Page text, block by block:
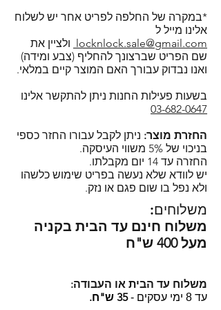
בקופסאות של לוק אנד לוק ניתן
לחמם במיקרוגל ללא חשש (עם
מכסה פתוח), להקפיא ולנקות במדיח
כלים (רצוי במדף העליון).
רוצים לדעת למה ביותר ממאה
מדינות ברחבי העולם בוחרים
בקופסאות המזון של לוק אנד לוק?
הקליקו!
סדרת הקופסאות העגולות לוק אנד
לוק טוויסט - Lock and Lock Twist.
- הקנייה באתר מאובטחת בתקן
SSL.
בשעות 9:30 - 17:30 יום ו' 9:30-14:30.
במייל:locknlock.sale@gmail.com
בצ'אט דרך האתר, מומלץ לחכות
מספר דקות למענה או לחילופין
להשאיר פרטים כדי שנוכל ליצור קשר
בחזרה.
עדכונים על מבצעים, מוצרים חדשים
ועוד!
*במקרה של החלפה לפריט אחר יש לשלוח
אלינו מייל ל
locknlock.sale@gmail.com ולציין את
שם הפריט שברצונך להחליף (צבע ומידה)
ואנו נבדוק עבורך האם המוצר קיים במלאי.
בשעות פעילות החנות ניתן להתקשר אלינו
03-682-0647
החזרת מוצר: ניתן לקבל עבורו החזר כספי
בניכוי של 5% משווי העיסקה.
החזרה עד 14 יום מקבלתו.
יש לוודא שלא נעשה בפריט שימוש כלשהו
ולא נפל בו שום פגם או נזק.
משלוחים:
משלוח חינם עד הבית בקניה
מעל 400 ש"ח
משלוח עד הבית או העבודה:
עד 8 ימי עסקים - 35 ש"ח.